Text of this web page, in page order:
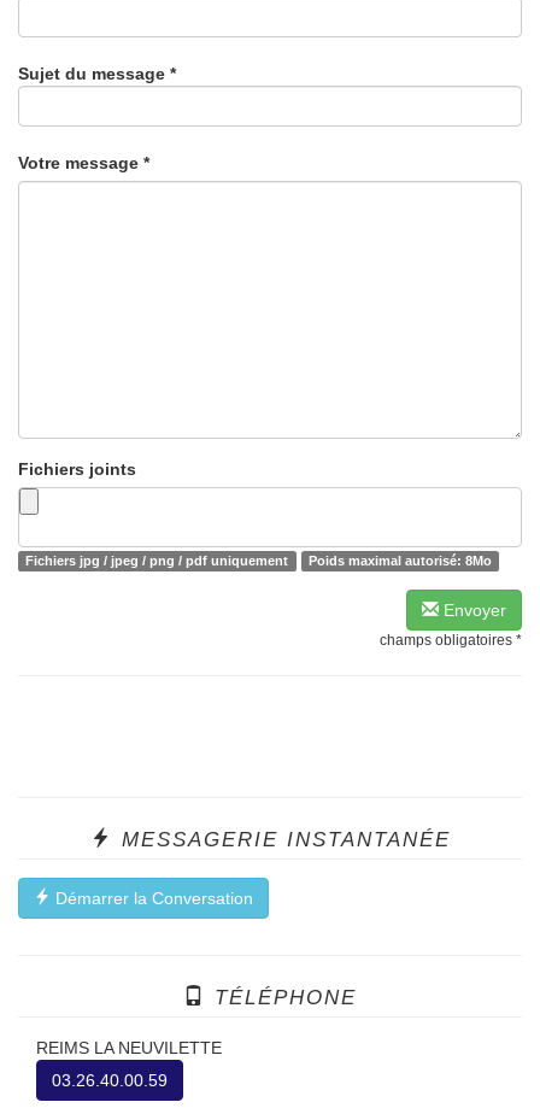
Sujet du message *
Votre message *
Fichiers joints
Fichiers jpg / jpeg / png / pdf uniquement Poids maximal autorisé: 8Mo
Envoyer
champs obligatoires *
MESSAGERIE INSTANTANÉE
Démarrer la Conversation
TÉLÉPHONE
REIMS LA NEUVILETTE
03.26.40.00.59